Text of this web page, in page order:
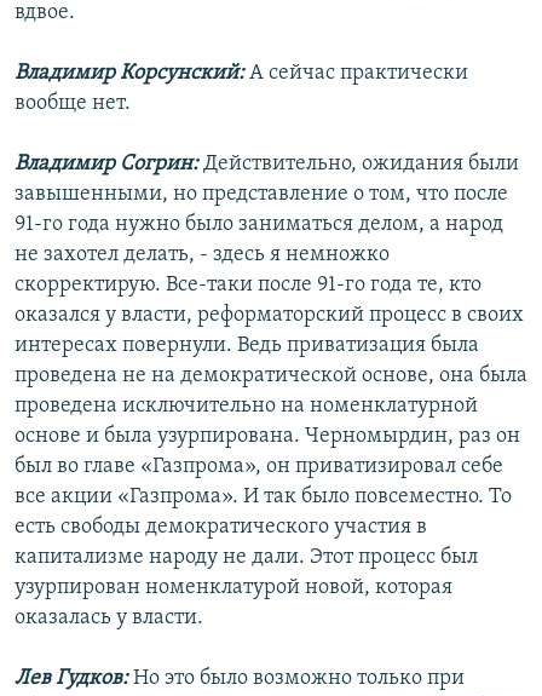
вдвое.
Владимир Корсунский:А сейчас практически
вообще нет.
Владимир Согрин:Действительно, ожидания были
завышенными, но представление о том, что после
91-го года нужно было заниматься делом, а народ
не захотел делать, - здесь я немножко
скорректирую. Все-таки после 91-го года те, кто
оказался у власти, реформаторский процесс в своих
интересах повернули. Ведь приватизация была
проведена не на демократической основе, она была
проведена исключительно на номенклатурной
основе и была узурпирована. Черномырдин, раз он
был во главе «Газпрома», он приватизировал себе
все акции «Газпрома». И так было повсеместно. То
есть свободы демократического участия в
капитализме народу не дали. Этот процесс был
узурпирован номенклатурой новой, которая
оказалась у власти.
Лев Гудков:Но это было возможно только при